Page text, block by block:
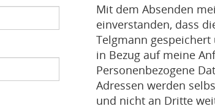
Mit dem Absenden
einverstanden, dass
Telgmann
in Bezug auf meine
Personenbezogene
Adressen werden
und nicht an Dritte